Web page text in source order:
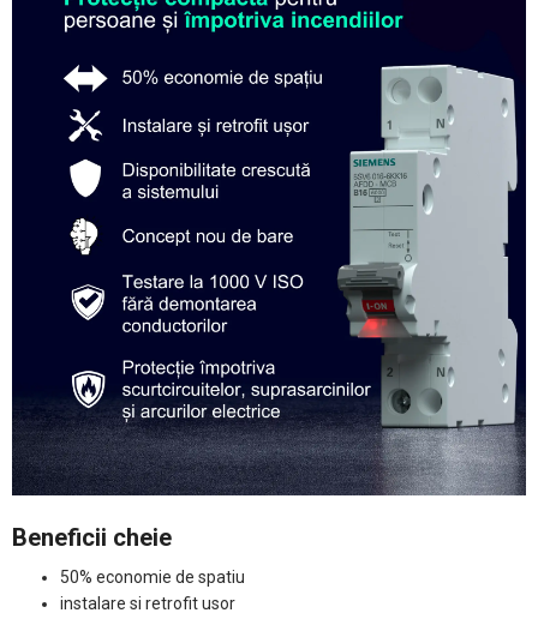
Beneficii cheie
50% economie de spatiu
instalare si retrofit usor